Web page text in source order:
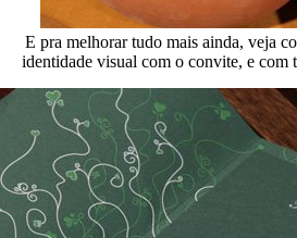
E pra melhorar tudo mais ainda, veja
identidade visual com o convite, e com